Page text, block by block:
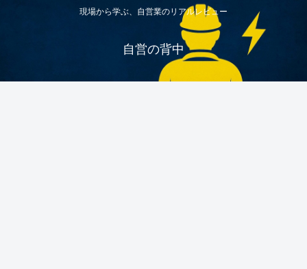
現場から学ぶ、自営業のリアルレビュー
自営の背中